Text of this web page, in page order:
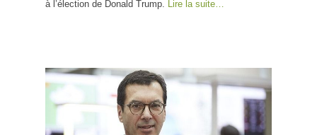
à l’élection de Donald Trump.
Lire la suite…